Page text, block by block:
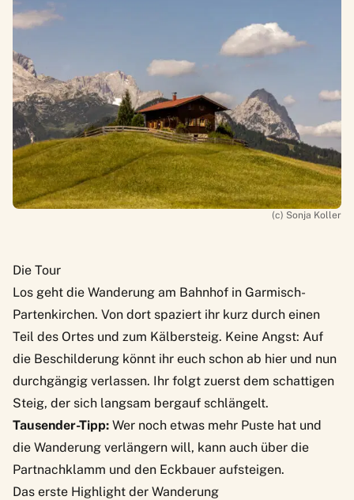
(c) Sonja Koller
Die Tour
Los geht die Wanderung am Bahnhof in Garmisch-
Partenkirchen. Von dort spaziert ihr kurz durch einen
Teil des Ortes und zum Kälbersteig. Keine Angst: Auf
die Beschilderung könnt ihr euch schon ab hier und nun
durchgängig verlassen. Ihr folgt zuerst dem schattigen
Steig, der sich langsam bergauf schlängelt.
Tausender-Tipp: Wer noch etwas mehr Puste hat und
die Wanderung verlängern will, kann auch über die
Partnachklamm und den Eckbauer aufsteigen.
Das erste Highlight der Wanderung